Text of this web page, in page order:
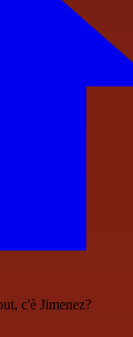
c'è Jimenez?